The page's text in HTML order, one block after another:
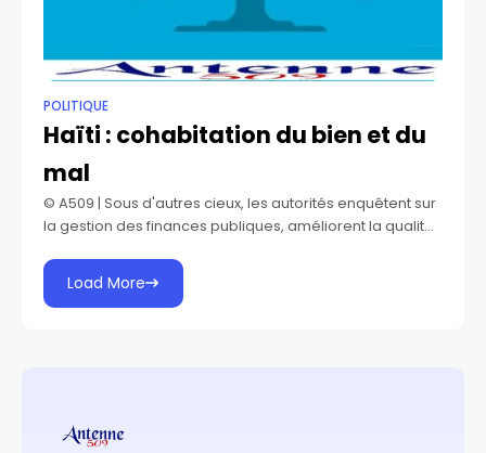
POLITIQUE
Haïti : cohabitation du bien et du
mal
©️ A509 | Sous d'autres cieux, les autorités enquêtent sur
la gestion des finances publiques, améliorent la qualité
agricoles et touristiques, font
Load More